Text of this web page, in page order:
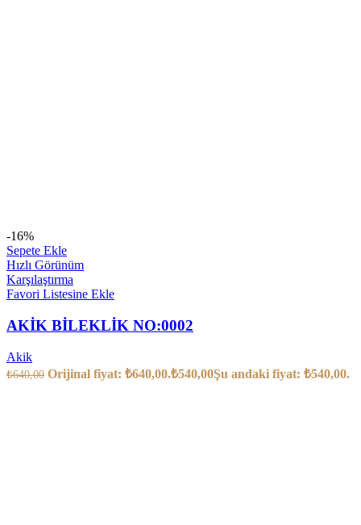
-16%
Sepete Ekle
Hızlı Görünüm
Karşılaştırma
Favori Listesine Ekle
AKİK BİLEKLİK NO:0002
Akik
₺640,00 Orijinal fiyat: ₺640,00.₺540,00Şu andaki fiyat: ₺540,00.